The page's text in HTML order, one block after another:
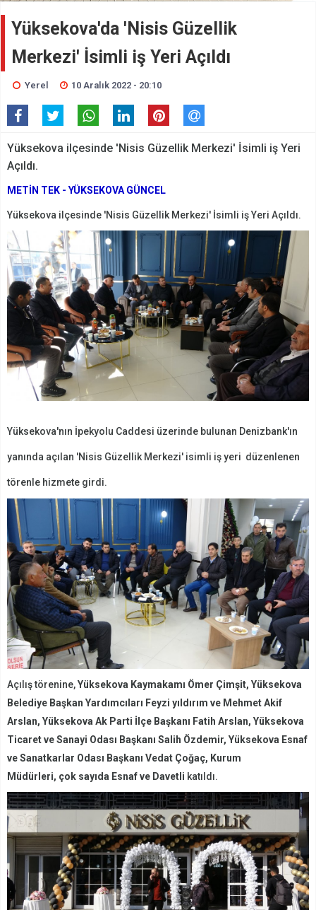
Yüksekova'da 'Nisis Güzellik
Merkezi' İsimli iş Yeri Açıldı
Yerel 10 Aralık 2022 - 20:10
Yüksekova ilçesinde 'Nisis Güzellik Merkezi' İsimli iş Yeri
Açıldı.
METİN TEK - YÜKSEKOVA GÜNCEL
Yüksekova ilçesinde 'Nisis Güzellik Merkezi' İsimli iş Yeri Açıldı.
Yüksekova'nın İpekyolu Caddesi üzerinde bulunan Denizbank'ın
yanında açılan 'Nisis Güzellik Merkezi' isimli iş yeri düzenlenen
törenle hizmete girdi.
Açılış törenine,Yüksekova Kaymakamı Ömer Çimşit, Yüksekova
Belediye Başkan Yardımcıları Feyzi yıldırım ve Mehmet Akif
Arslan, Yüksekova Ak Parti İlçe Başkanı Fatih Arslan, Yüksekova
Ticaret ve Sanayi Odası Başkanı Salih Özdemir, Yüksekova Esnaf
ve Sanatkarlar Odası Başkanı Vedat Çoğaç, Kurum
Müdürleri, çok sayıda Esnaf ve Davetli katıldı.